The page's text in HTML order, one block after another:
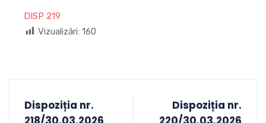
DISP 219
Vizualizări: 160
Dispoziția nr.
Dispoziția nr.